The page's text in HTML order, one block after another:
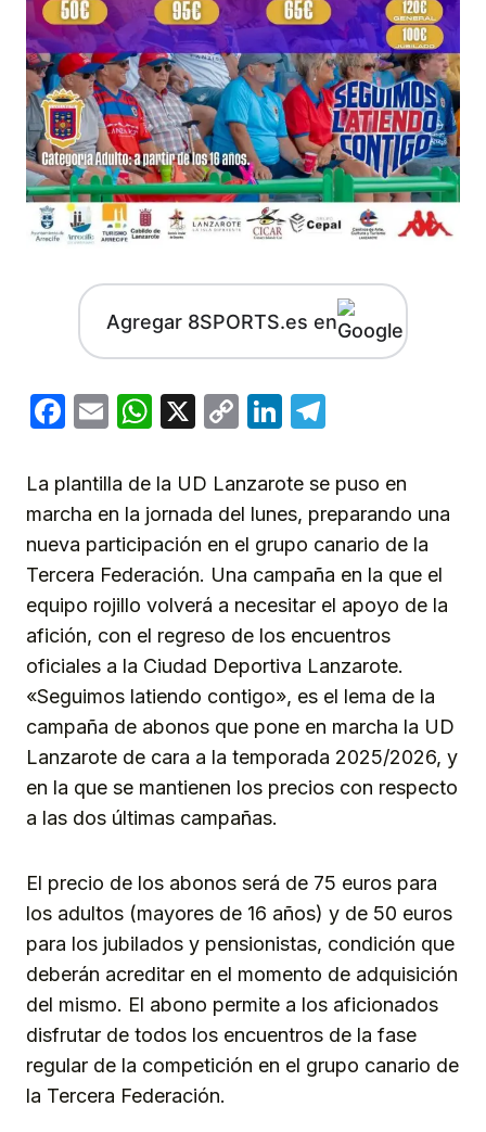
Agregar 8SPORTS.es en
Facebook
EmailWhatsApp
X
CopyLinkedIn
La plantilla de la UD Lanzarote se puso en
marcha en la jornada del lunes, preparando una
nueva participación en el grupo canario de la
Tercera Federación. Una campaña en la que el
equipo rojillo volverá a necesitar el apoyo de la
afición, con el regreso de los encuentros
oficiales a la Ciudad Deportiva Lanzarote.
«Seguimos latiendo contigo», es el lema de la
campaña de abonos que pone en marcha la UD
Lanzarote de cara a la temporada 2025/2026, y
en la que se mantienen los precios con respecto
a las dos últimas campañas.
El precio de los abonos será de 75 euros para
los adultos (mayores de 16 años) y de 50 euros
para los jubilados y pensionistas, condición que
deberán acreditar en el momento de adquisición
del mismo. El abono permite a los aficionados
disfrutar de todos los encuentros de la fase
regular de la competición en el grupo canario de
la Tercera Federación.